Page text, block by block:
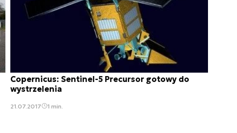
Copernicus: Sentinel-5 Precursor gotowy do
wystrzelenia
21.07.2017 1 min.